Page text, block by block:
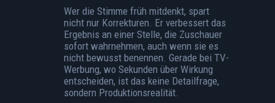
Wer die Stimme früh mitdenkt, spart
nicht nur Korrekturen. Er verbessert das
Ergebnis an einer Stelle, die Zuschauer
sofort wahrnehmen, auch wenn sie es
nicht bewusst benennen. Gerade bei TV-
Werbung, wo Sekunden über Wirkung
entscheiden, ist das keine Detailfrage,
sondern Produktionsrealität.